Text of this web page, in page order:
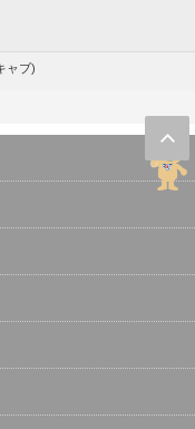
ャブ)